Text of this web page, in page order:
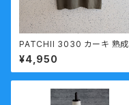
PATCHII 3030 カーキ 熟成コ
ットン 丸胴天竺半袖Ｔシャツ
今城メリヤス
¥4,950